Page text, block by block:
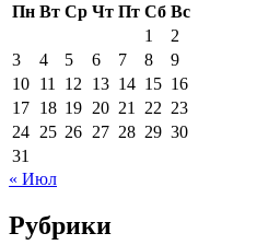
Пн Вт Ср Чт Пт Сб Вс
1
2
3
4 5 6 7 8
9
10 11 12 13 14 15 16
17 18 19 20 21 22 23
24 25 26 27 28 29 30
31
« Июл
Рубрики